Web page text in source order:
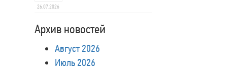
26.07.2026
Архив новостей
Август 2026
Июль 2026